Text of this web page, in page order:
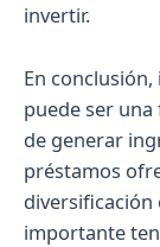
invertir.
En
puede ser
de generar
préstamos
diversificación
importante